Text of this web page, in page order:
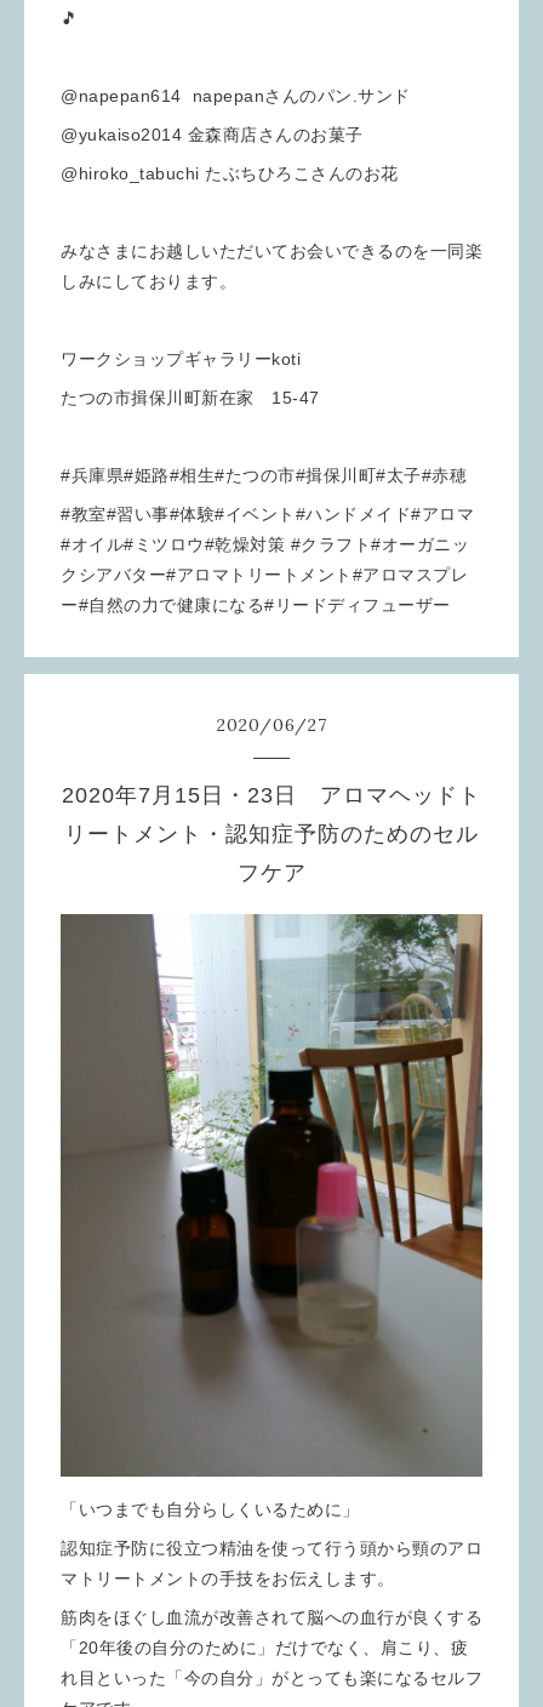
🎵
@napepan614 napepanさんのパン.サンド
@yukaiso2014 金森商店さんのお菓子
@hiroko_tabuchi たぶちひろこさんのお花
みなさまにお越しいただいてお会いできるのを一同楽
しみにしております。
ワークショップギャラリーkoti
たつの市揖保川町新在家 15-47
#兵庫県#姫路#相生#たつの市#揖保川町#太子#赤穂
#教室#習い事#体験#イベント#ハンドメイド#アロマ
#オイル#ミツロウ#乾燥対策 #クラフト#オーガニッ
クシアバター#アロマトリートメント#アロマスプレ
ー#自然の力で健康になる#リードディフューザー
2020/06/27
2020年7月15日・23日 アロマヘッドト
リートメント・認知症予防のためのセル
フケア
「いつまでも自分らしくいるために」
認知症予防に役立つ精油を使って行う頭から頸のアロ
マトリートメントの手技をお伝えします。
筋肉をほぐし血流が改善されて脳への血行が良くする
「20年後の自分のために」だけでなく、肩こり、疲
れ目といった「今の自分」がとっても楽になるセルフ